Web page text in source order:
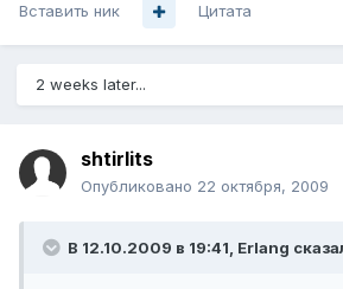
Вставить ник Цитата
2 weeks later...
shtirlits
Опубликовано 22 октября, 2009
В 12.10.2009 в 19:41, Erlang